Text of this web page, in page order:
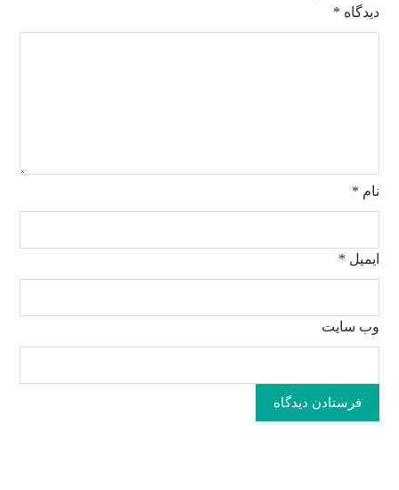
دیدگاه *
نام *
ایمیل *
وب‌ سایت
فرستادن دیدگاه